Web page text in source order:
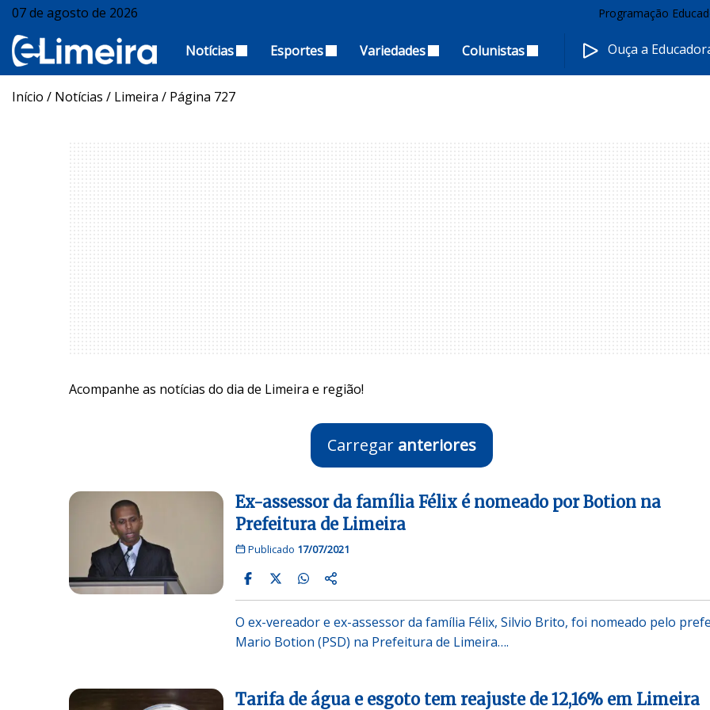
07 de agosto de 2026 Programação
Notícias Esportes Variedades Colunistas Ouça a
Início / Notícias / Limeira / Página 727
Acompanhe as notícias do dia de Limeira e região!
Carregar anteriores
Ex-assessor da família Félix é nomeado por Botion na
Prefeitura de Limeira
Publicado 17/07/2021
O ex-vereador e ex-assessor da família Félix, Silvio Brito, foi nomeado pelo
Mario Botion (PSD) na Prefeitura de Limeira….
Tarifa de água e esgoto tem reajuste de 12,16% em Limeira